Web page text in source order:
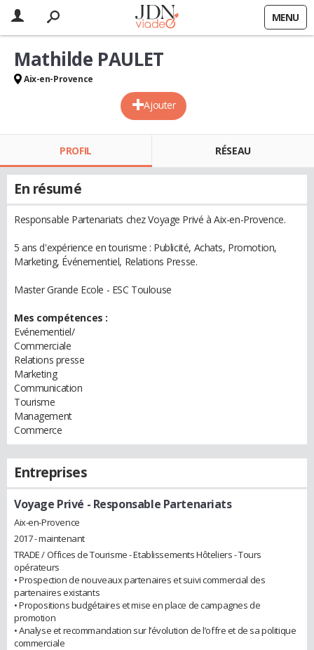
MENU
Ajouter
Mathilde PAULET
Aix-en-Provence
PROFIL RÉSEAU
En résumé
Responsable Partenariats chez Voyage Privé à Aix-en-Provence.
5 ans d'expérience en tourisme : Publicité, Achats, Promotion,
Marketing, Événementiel, Relations Presse.
Master Grande Ecole - ESC Toulouse
Mes compétences :
Evénementiel/
Commerciale
Relations presse
Marketing
Communication
Tourisme
Management
Commerce
Entreprises
Voyage Privé - Responsable Partenariats
Aix-en-Provence
2017 - maintenant
TRADE / Offices de Tourisme - Etablissements Hôteliers - Tours
opérateurs
• Prospection de nouveaux partenaires et suivi commercial des
partenaires existants
• Propositions budgétaires et mise en place de campagnes de
promotion
• Analyse et recommandation sur l’évolution de l’offre et de sa politique
commerciale